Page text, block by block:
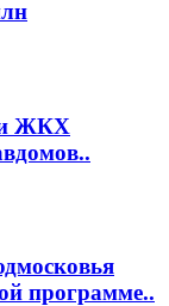
ЖКХ
программе..